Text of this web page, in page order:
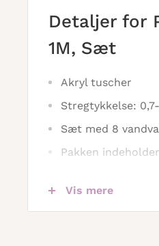
Detaljer for
1M, Sæt
Akryl tuscher
Stregtykkelse:
Sæt med 8
Pakken
Posca har en
Vis mere